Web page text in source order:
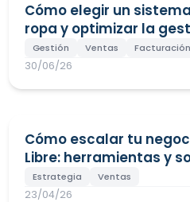
Cómo elegir un
ropa y optimizar la
Gestión Ventas Facturación
30/06/26
Cómo escalar tu
Libre: herramientas y
Estrategia Ventas
23/04/26